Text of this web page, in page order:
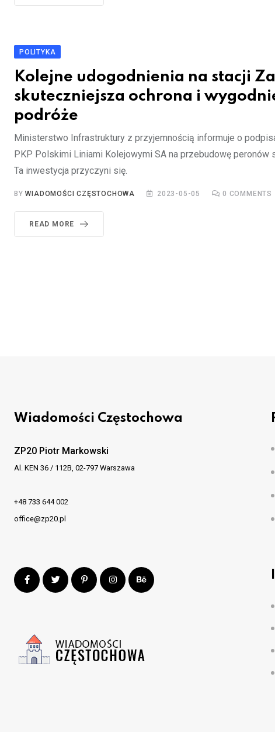
POLITYKA
Kolejne udogodnienia na stacji
skuteczniejsza ochrona i
podróże
Ministerstwo Infrastruktury z przyjemnością informuje o
PKP Polskimi Liniami Kolejowymi SA na przebudowę peronów
Ta inwestycja przyczyni się.
BYWIADOMOŚCI CZĘSTOCHOWA 2023-05-05 0 COMMENTS
READ MORE
Wiadomości Częstochowa
ZP20 Piotr Markowski
Al. KEN 36 / 112B, 02-797 Warszawa
+48 733 644 002
office@zp20.pl